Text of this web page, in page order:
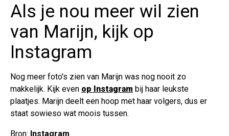
Als je nou meer wil zien
van Marijn, kijk op
Instagram
Nog meer foto's zien van Marijn was nog nooit zo
makkelijk. Kijk even op Instagram bij haar leukste
plaatjes. Marijn deelt een hoop met haar volgers, dus er
staat sowieso wat moois tussen.
Bron: Instagram